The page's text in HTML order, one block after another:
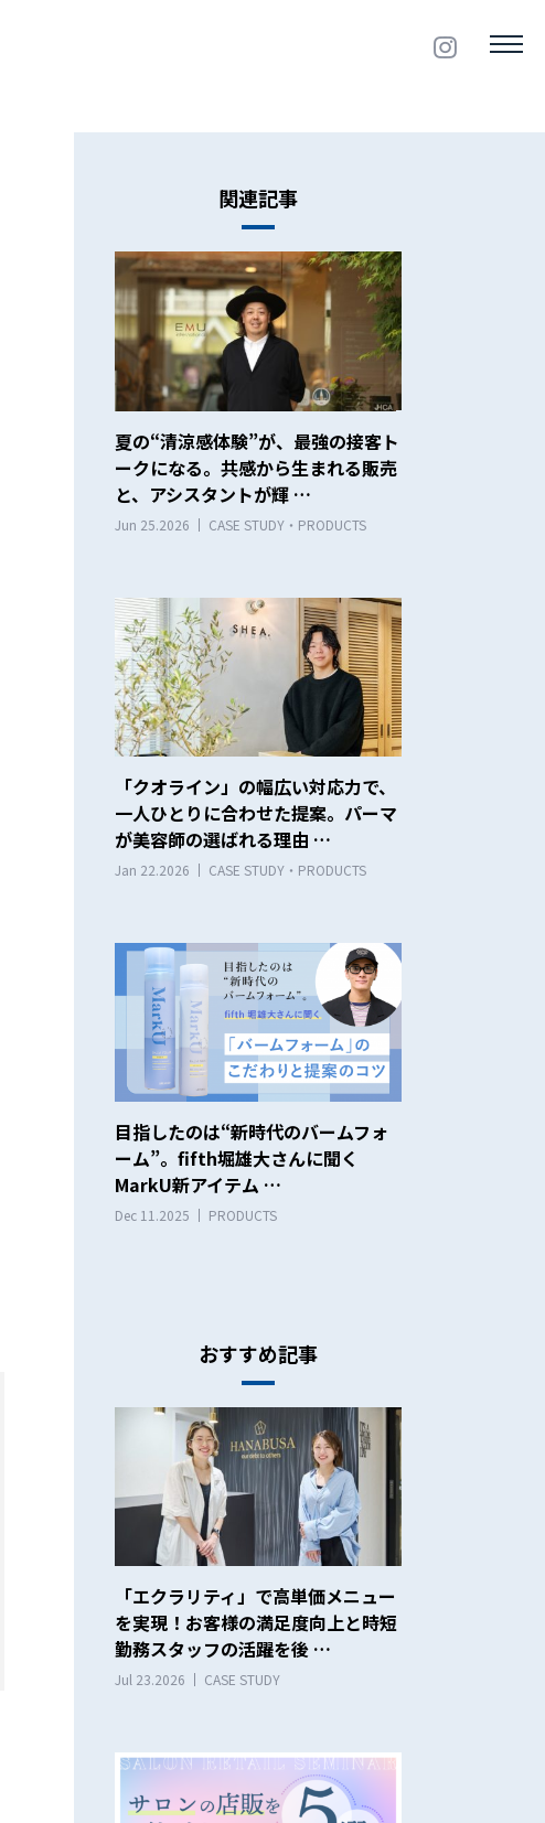
関連記事
夏の“清涼感体験”が、最強の接客ト
ークになる。共感から生まれる販売
と、アシスタントが輝 …
Jun 25.2026 CASE STUDY・PRODUCTS
「クオライン」の幅広い対応力で、
一人ひとりに合わせた提案。パーマ
が美容師の選ばれる理由 …
Jan 22.2026 CASE STUDY・PRODUCTS
目指したのは“新時代のバームフォ
ーム”。fifth堀雄大さんに聞く
MarkU新アイテム …
Dec 11.2025 PRODUCTS
おすすめ記事
「エクラリティ」で高単価メニュー
を実現！お客様の満足度向上と時短
勤務スタッフの活躍を後 …
Jul 23.2026 CASE STUDY